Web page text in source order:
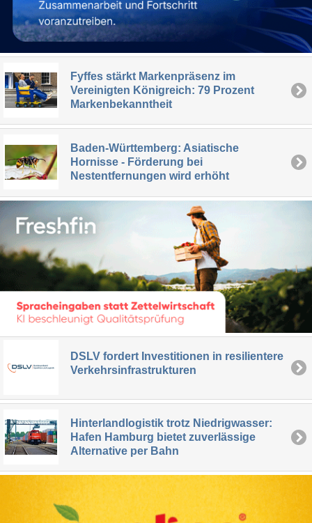
Fyffes stärkt Markenpräsenz im
Vereinigten Königreich: 79 Prozent
Markenbekanntheit
Baden-Württemberg: Asiatische
Hornisse - Förderung bei
Nestentfernungen wird erhöht
DSLV fordert Investitionen in resilientere
Verkehrsinfrastrukturen
Hinterlandlogistik trotz Niedrigwasser:
Hafen Hamburg bietet zuverlässige
Alternative per Bahn